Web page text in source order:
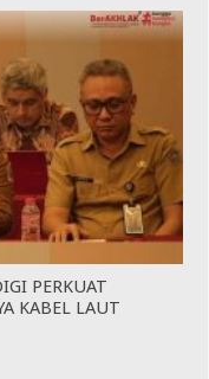
PERKUAT
KABEL LAUT